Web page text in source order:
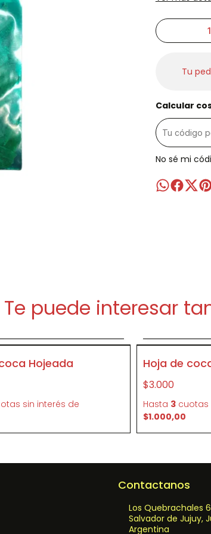
Tu
Calcular
No sé mi
Te puede interesar
Hojeada
sin interés de
P177
Hoja de
$3.000
Hasta 3 cuotas
$1.000,00
Contactanos
Los Quebrachales
Salvador de Jujuy,
Argentina